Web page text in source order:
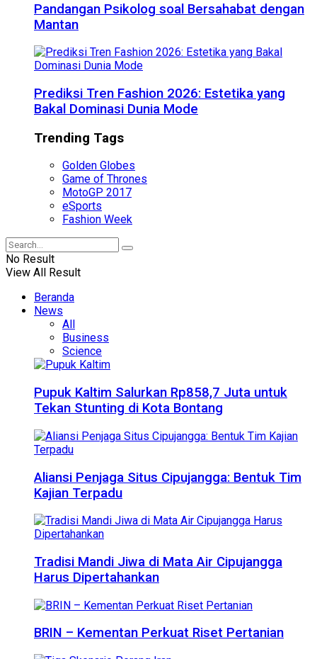
Pandangan Psikolog soal Bersahabat dengan
Mantan
Prediksi Tren Fashion 2026: Estetika yang
Bakal Dominasi Dunia Mode
Trending Tags
Golden Globes
Game of Thrones
MotoGP 2017
eSports
Fashion Week
No Result
View All Result
Beranda
News
All
Business
Science
Pupuk Kaltim Salurkan Rp858,7 Juta untuk
Tekan Stunting di Kota Bontang
Aliansi Penjaga Situs Cipujangga: Bentuk Tim
Kajian Terpadu
Tradisi Mandi Jiwa di Mata Air Cipujangga
Harus Dipertahankan
BRIN – Kementan Perkuat Riset Pertanian